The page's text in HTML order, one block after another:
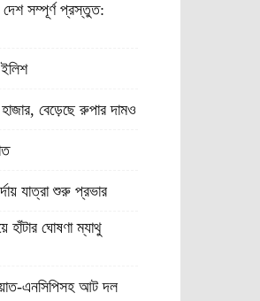
দেশ সম্পূর্ণ প্রস্তুত:
বেড়েছে রুপার দামও
যাত্রা শুরু প্রভার
হাঁটার ঘোষণা ম্যাথু
এনসিপিসহ আট দল